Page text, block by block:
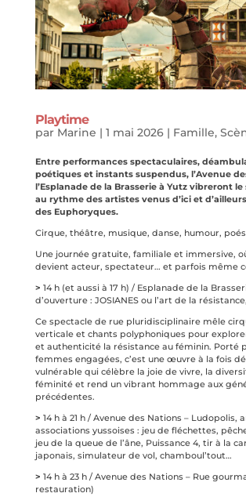
Playtime
par Marine | 1 mai 2026| Famille,
Entre performances spectaculaires,
poétiques et instants suspendus, l’Avenue
l’Esplanade de la Brasserie à Yutz vibreront
au rythme des artistes venus d’ici et
des Euphoryques.
Cirque, théâtre, musique, danse, humour,
Une journée gratuite, familiale et immersive,
devient acteur, spectateur… et parfois même
> 14 h (et aussi à 17 h) / Esplanade de la
d’ouverture : JOSIANES ou l’art de la
Ce spectacle de rue pluridisciplinaire mêle
verticale et chants polyphoniques pour
et authenticité la résistance au féminin. Porté
femmes engagées, c’est une œuvre à la fois
vulnérable qui célèbre la joie de vivre, la
féminité et rend un vibrant hommage aux
précédentes.
> 14 h à 21 h / Avenue des Nations – Ludopolis,
associations yussoises : jeu de fléchettes,
jeu de la queue de l’âne, Puissance 4, tir à la
japonais, simulateur de vol, chamboul’tout…
> 14 h à 23 h / Avenue des Nations – Rue
restauration)